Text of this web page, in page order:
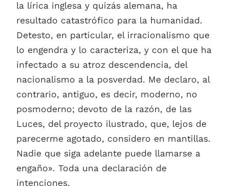
la lírica inglesa y quizás alemana, ha
resultado catastrófico para la humanidad.
Detesto, en particular, el irracionalismo que
lo engendra y lo caracteriza, y con el que ha
infectado a su atroz descendencia, del
nacionalismo a la posverdad. Me declaro, al
contrario, antiguo, es decir, moderno, no
posmoderno; devoto de la razón, de las
Luces, del proyecto ilustrado, que, lejos de
parecerme agotado, considero en mantillas.
Nadie que siga adelante puede llamarse a
engaño». Toda una declaración de
intenciones.